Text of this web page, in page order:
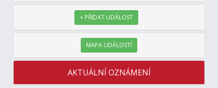
+ PŘIDAT UDÁLOST
MAPA UDÁLOSTÍ
AKTUÁLNÍ OZNÁMENÍ